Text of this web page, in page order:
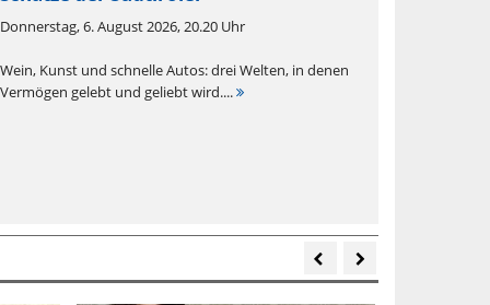
Donnerstag, 6. August 2026, 20.20 Uhr
Wein, Kunst und schnelle Autos: drei Welten, in denen
Vermögen gelebt und geliebt wird....